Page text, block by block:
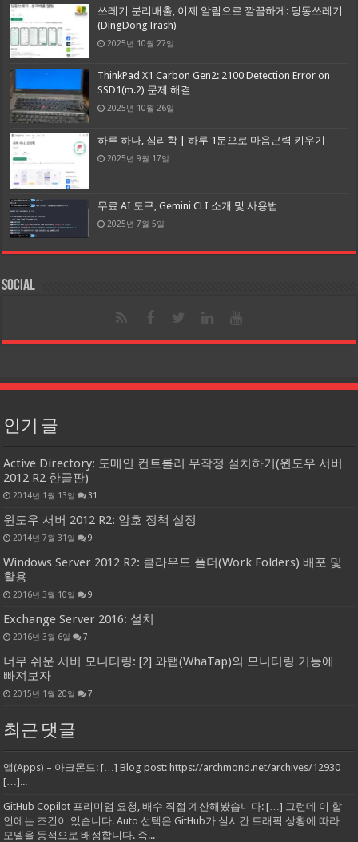
쓰레기 분리배출, 이제 알림으로 깔끔하게: 딩동쓰레기
(DingDongTrash)
2025년 10월 27일
ThinkPad X1 Carbon Gen2: 2100 Detection Error on
SSD1(m.2) 문제 해결
2025년 10월 26일
하루 하나, 심리학 | 하루 1분으로 마음근력 키우기
2025년 9월 17일
무료 AI 도구, Gemini CLI 소개 및 사용법
2025년 7월 5일
Social
인기 글
Active Directory: 도메인 컨트롤러 무작정 설치하기(윈도우 서버
2012 R2 한글판)
2014년 1월 13일 31
윈도우 서버 2012 R2: 암호 정책 설정
2014년 7월 31일 9
Windows Server 2012 R2: 클라우드 폴더(Work Folders) 배포 및
활용
2016년 3월 10일 9
Exchange Server 2016: 설치
2016년 3월 6일 7
너무 쉬운 서버 모니터링: [2] 와탭(WhaTap)의 모니터링 기능에
빠져보자
2015년 1월 20일 7
최근 댓글
앱(Apps) – 아크몬드: […] Blog post: https://archmond.net/archives/12930
[…]...
GitHub Copilot 프리미엄 요청, 배수 직접 계산해봤습니다: […] 그런데 이 할
인에는 조건이 있습니다. Auto 선택은 GitHub가 실시간 트래픽 상황에 따라
모델을 동적으로 배정합니다. 즉...